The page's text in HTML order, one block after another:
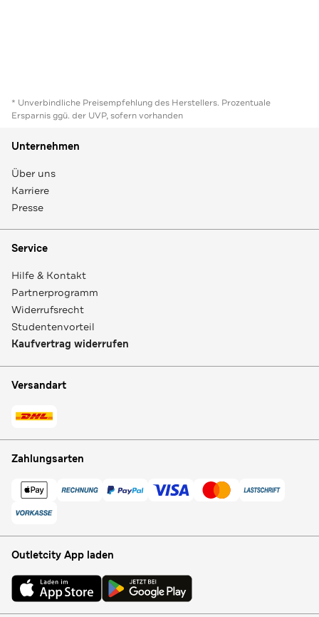
* Unverbindliche Preisempfehlung des Herstellers. Prozentuale
Ersparnis ggü. der UVP, sofern vorhanden
Unternehmen
Über uns
Karriere
Presse
Service
Hilfe & Kontakt
Partnerprogramm
Widerrufsrecht
Studentenvorteil
Kaufvertrag widerrufen
Versandart
Zahlungsarten
Outletcity App laden